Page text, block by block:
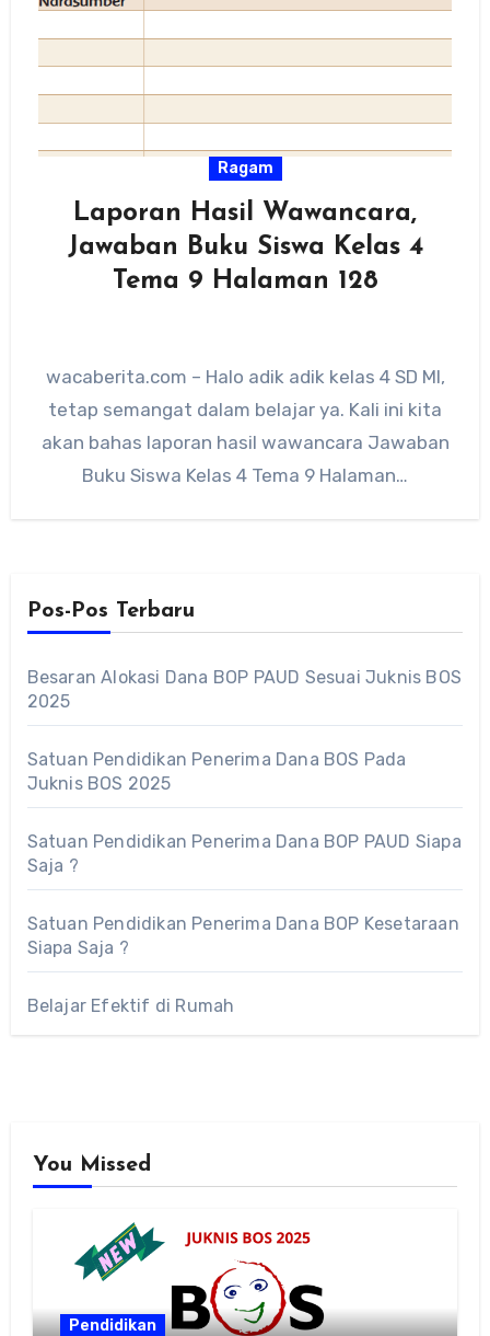
Ragam
Laporan Hasil Wawancara,
Jawaban Buku Siswa Kelas 4
Tema 9 Halaman 128
wacaberita.com – Halo adik adik kelas 4 SD MI,
tetap semangat dalam belajar ya. Kali ini kita
akan bahas laporan hasil wawancara Jawaban
Buku Siswa Kelas 4 Tema 9 Halaman…
Pos-Pos Terbaru
Besaran Alokasi Dana BOP PAUD Sesuai Juknis BOS
2025
Satuan Pendidikan Penerima Dana BOS Pada
Juknis BOS 2025
Satuan Pendidikan Penerima Dana BOP PAUD Siapa
Saja ?
Satuan Pendidikan Penerima Dana BOP Kesetaraan
Siapa Saja ?
Belajar Efektif di Rumah
You Missed
Pendidikan